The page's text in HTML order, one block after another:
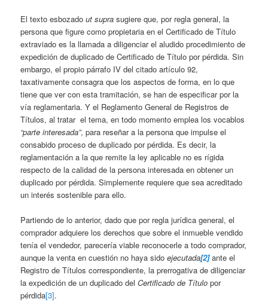
El texto esbozadout supra sugiere que, por regla general, la
persona que figure como propietaria en el Certificado de Título
extraviado es la llamada a diligenciar el aludido procedimiento de
expedición de duplicado de Certificado de Título por pérdida. Sin
embargo, el propio párrafo IV del citado artículo 92,
taxativamente consagra que los aspectos de forma, en lo que
tiene que ver con esta tramitación, se han de especificar por la
vía reglamentaria. Y el Reglamento General de Registros de
Títulos, al tratar el tema, en todo momento emplea los vocablos
“parte interesada”, para reseñar a la persona que impulse el
consabido proceso de duplicado por pérdida. Es decir, la
reglamentación a la que remite la ley aplicable no es rígida
respecto de la calidad de la persona interesada en obtener un
duplicado por pérdida. Simplemente requiere que sea acreditado
un interés sostenible para ello.
Partiendo de lo anterior, dado que por regla jurídica general, el
comprador adquiere los derechos que sobre el inmueble vendido
tenía el vendedor, parecería viable reconocerle a todo comprador,
aunque la venta en cuestión no haya sidoejecutada[2]ante el
Registro de Títulos correspondiente, la prerrogativa de diligenciar
la expedición de un duplicado delCertificado de Título por
pérdida[3].